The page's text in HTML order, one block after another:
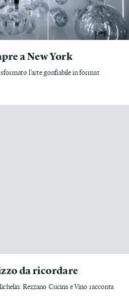
a New York
l’arte gonfiabile in format
da ricordare
Rezzano Cucina e Vino racconta